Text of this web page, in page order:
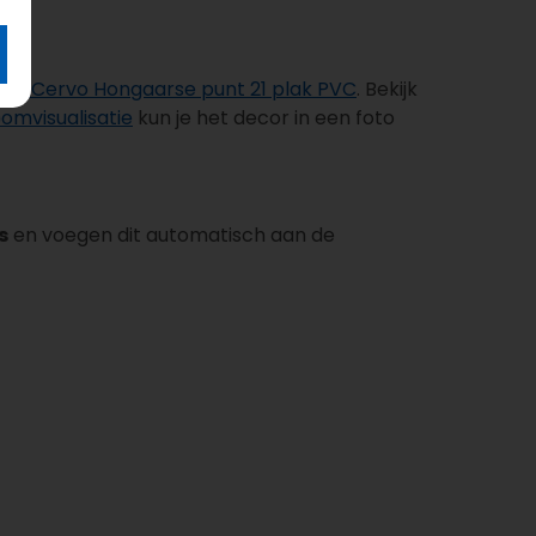
Cervo Hongaarse punt 21 plak PVC. Bekijk
kun je het decor in een foto
en voegen dit automatisch aan de